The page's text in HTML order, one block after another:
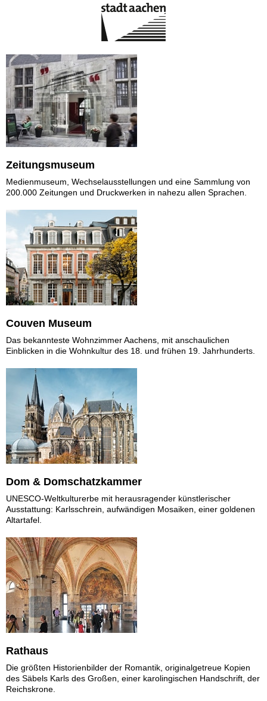
Zeitungsmuseum
Medienmuseum, Wechselausstellungen und eine Sammlung von
200.000 Zeitungen und Druckwerken in nahezu allen Sprachen.
Couven Museum
Das bekannteste Wohnzimmer Aachens, mit anschaulichen
Einblicken in die Wohnkultur des 18. und frühen 19. Jahrhunderts.
Dom & Domschatzkammer
UNESCO-Weltkulturerbe mit herausragender künstlerischer
Ausstattung: Karlsschrein, aufwändigen Mosaiken, einer goldenen
Altartafel.
Rathaus
Die größten Historienbilder der Romantik, originalgetreue Kopien
des Säbels Karls des Großen, einer karolingischen Handschrift, der
Reichskrone.